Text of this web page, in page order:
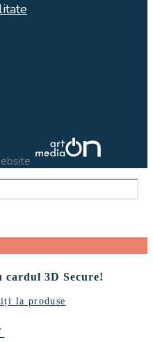
cardul 3D Secure!
la produse